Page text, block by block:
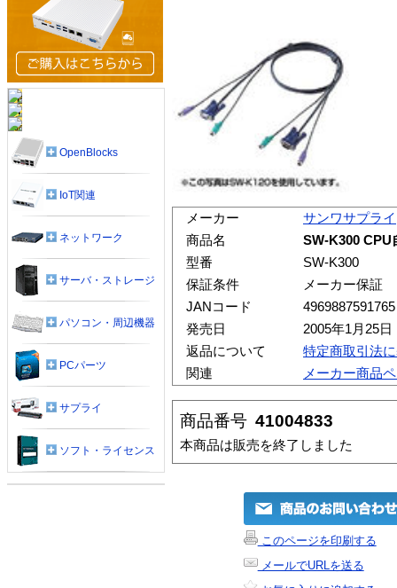
メーカー
サンワサプライ
商品名
SW-K300 CPU
型番
SW-K300
保証条件
メーカー保証
JANコード
4969887591765
発売日
2005年1月25日
返品について
特定商取引法
関連
メーカー商品
商品番号 41004833
本商品は販売を終了しました
このページを印刷する
メールでURLを送る
OpenBlocks
IoT関連
ネットワーク
サーバ・ストレージ
パソコン・周辺機器
PCパーツ
サプライ
ソフト・ライセンス